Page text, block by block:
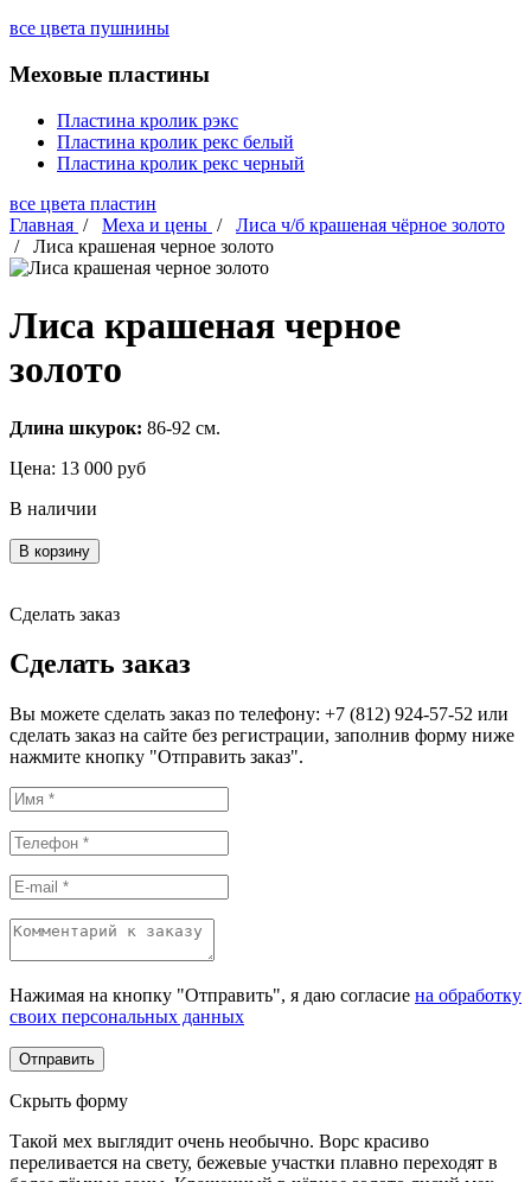
все цвета пушнины
Меховые пластины
Пластина кролик рэкс
Пластина кролик рекс белый
Пластина кролик рекс черный
все цвета пластин
Главная / Меха и цены / Лиса ч/б крашеная чёрное золото
/ Лиса крашеная черное золото
Лиса крашеная черное
золото
Длина шкурок: 86-92 см.
Цена: 13 000 руб
В наличии
В корзину
Сделать заказ
Сделать заказ
Вы можете сделать заказ по телефону: +7 (812) 924-57-52 или
сделать заказ на сайте без регистрации, заполнив форму ниже
нажмите кнопку "Отправить заказ".
Нажимая на кнопку "Отправить", я даю согласие на обработку
своих персональных данных
Скрыть форму
Такой мех выглядит очень необычно. Ворс красиво
переливается на свету, бежевые участки плавно переходят в